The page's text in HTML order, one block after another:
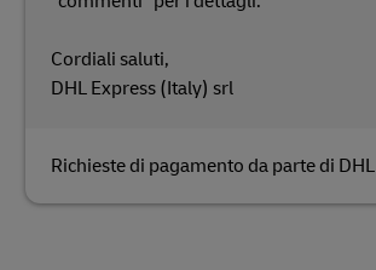
Richieste di pagamento da parte di DHL
Cordiali saluti,
DHL Express (Italy) srl